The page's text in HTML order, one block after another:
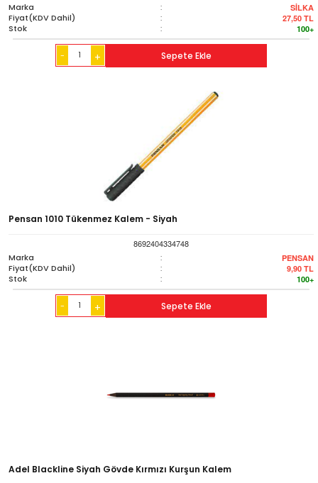
Marka
: SİLKA
Fiyat(KDV Dahil) : 27,50 TL
Stok : 100+
- + Sepete Ekle
Pensan 1010 Tükenmez Kalem - Siyah
8692404334748
Marka
: PENSAN
Fiyat(KDV Dahil) : 9,90 TL
Stok : 100+
- + Sepete Ekle
Adel Blackline Siyah Gövde Kırmızı Kurşun Kalem